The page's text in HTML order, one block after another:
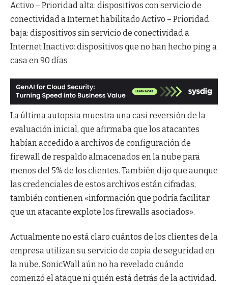
Activo – Prioridad alta: dispositivos con servicio de
conectividad a Internet habilitado Activo – Prioridad
baja: dispositivos sin servicio de conectividad a
Internet Inactivo: dispositivos que no han hecho ping a
casa en 90 días
La última autopsia muestra una casi reversión de la
evaluación inicial, que afirmaba que los atacantes
habían accedido a archivos de configuración de
firewall de respaldo almacenados en la nube para
menos del 5% de los clientes. También dijo que aunque
las credenciales de estos archivos están cifradas,
también contienen «información que podría facilitar
que un atacante explote los firewalls asociados».
Actualmente no está claro cuántos de los clientes de la
empresa utilizan su servicio de copia de seguridad en
la nube. SonicWall aún no ha revelado cuándo
comenzó el ataque ni quién está detrás de la actividad.